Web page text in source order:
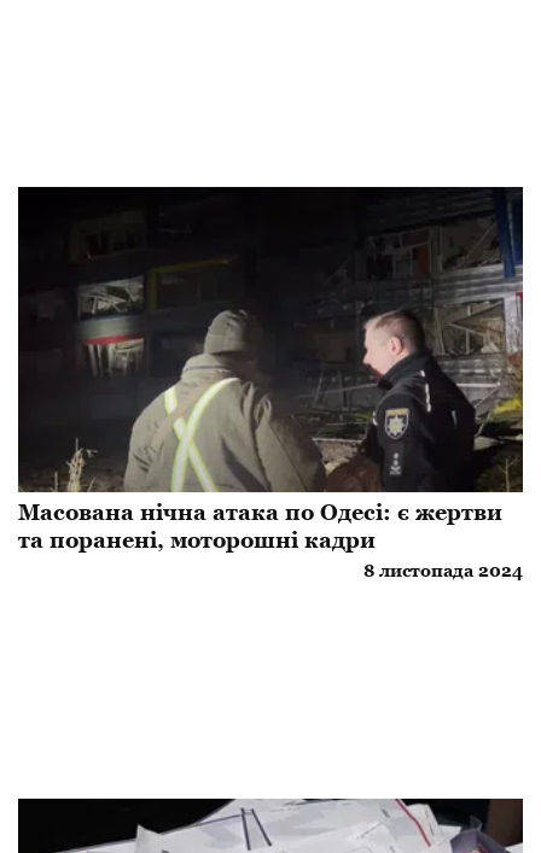
Масована нічна атака по Одесі: є жертви
та поранені, моторошні кадри
8 листопада 2024